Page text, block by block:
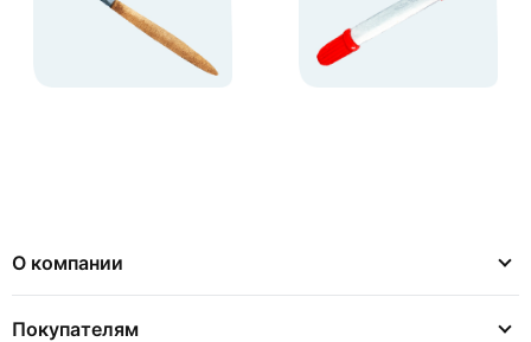
О компании
Покупателям